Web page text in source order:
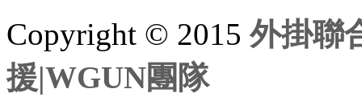
Copyright © 2015外掛聯
援|WGUN團隊